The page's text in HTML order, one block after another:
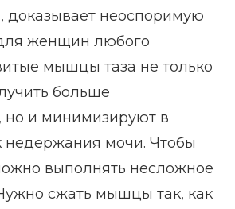
доказывает неоспоримую
женщин любого
мышцы таза не только
больше
но и минимизируют в
мочи. Чтобы
выполнять несложное
сжать мышцы так, как